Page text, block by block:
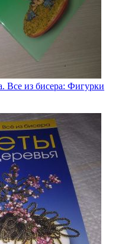
Все из бисера: Фигурки